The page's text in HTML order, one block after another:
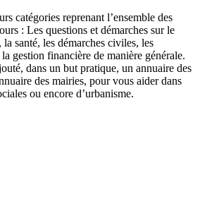
catégories reprenant l’ensemble des
: Les questions et démarches sur le
la santé, les démarches civiles, les
gestion financière de manière générale.
dans un but pratique, un annuaire des
des mairies, pour vous aider dans
ou encore d’urbanisme.